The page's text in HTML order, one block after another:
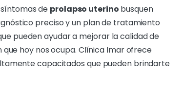
de prolapso uterino busquen
preciso y un plan de tratamiento
pueden ayudar a mejorar la calidad de
hoy nos ocupa. Clínica Imar ofrece
capacitados que pueden brindarte